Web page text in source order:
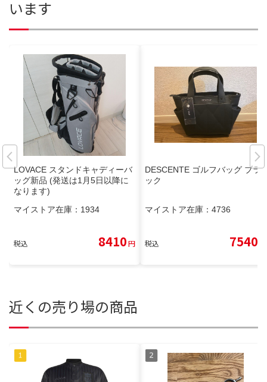
います
LOVACE スタンドキャディーバ
ッグ新品 (発送は1月5日以降に
なります)
マイストア在庫： 1934
税込 8410円
DESCENTE ゴルフバッグ ブラ
ック
マイストア在庫： 4736
税込 7540
近くの売り場の商品